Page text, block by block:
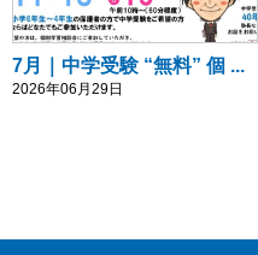
7月｜中学受験 “無料” 個 ...
2026年06月29日